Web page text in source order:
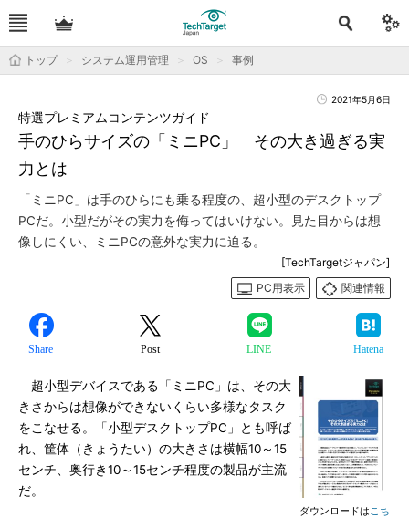
トップ システム運用管理 OS 事例
2021年5月6日
手のひらサイズの「ミニPC」 その大き過ぎる実
力とは
特選プレミアムコンテンツガイド
「ミニPC」は手のひらにも乗る程度の、超小型のデスクトップ
PCだ。小型だがその実力を侮ってはいけない。見た目からは想
像しにくい、ミニPCの意外な実力に迫る。
[TechTargetジャパン]
PC用表示
関連情報
Share Post LINE Hatena
ダウンロードはこち
超小型デバイスである「ミニPC」は、その大
きさからは想像ができないくらい多様なタスク
をこなせる。「小型デスクトップPC」とも呼ば
れ、筐体（きょうたい）の大きさは横幅10～15
センチ、奥行き10～15センチ程度の製品が主流
だ。